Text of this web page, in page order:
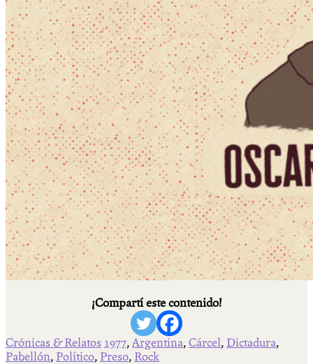
¡Compartí este contenido!
Crónicas & Relatos 1977, Argentina, Cárcel, Dictadura,
Pabellón, Político, Preso, Rock